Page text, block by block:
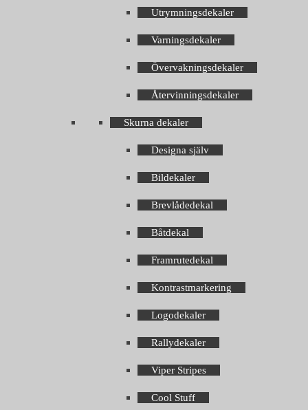
Utrymningsdekaler
Varningsdekaler
Övervakningsdekaler
Återvinningsdekaler
Skurna dekaler
Designa själv
Bildekaler
Brevlådedekal
Båtdekal
Framrutedekal
Kontrastmarkering
Logodekaler
Rallydekaler
Viper Stripes
Cool Stuff